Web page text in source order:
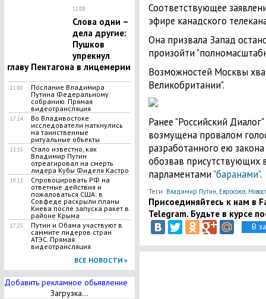
11:08
Слова одни –
дела другие:
Пушков
упрекнул
главу Пентагона в лицемерии
11:00
Послание Владимира
Путина Федеральному
собранию. Прямая
видеотрансляция
17:14
Во Владивостоке
исследователи наткнулись
на таинственные
ритуальные объекты
13:15
Стало известно, как
Владимир Путин
отреагировал на смерть
лидера Кубы Фиделя Кастро
19:13
Спровоцировать РФ на
ответные действия и
пожаловаться США: в
Совфеде раскрыли планы
Киева после запуска ракет в
районе Крыма
17:25
Путин и Обама участвуют в
саммите лидеров стран
АТЭС. Прямая
видеотрансляция
ВСЕ НОВОСТИ »
Добавить рекламное обьявление
Загрузка...
Соответствующее
эфире канадского
Она призвала Запад
произойти
Возможностей Москвы
Великобритании".
Ранее "Российский
возмущена провалом
разработанного ею
обозвав присутствующих
парламентами "баранами".
Теги: Владимир Путин Евросоюз,
Присоединяйтесь к нам в
Telegram. Будьте в курсе
В